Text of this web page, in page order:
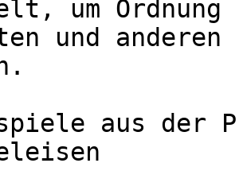
um
und anderen
aus der